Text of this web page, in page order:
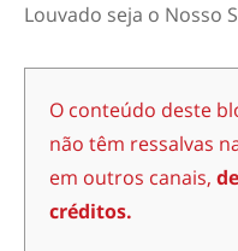
Louvado seja o Nosso
O conteúdo deste
não têm ressalvas
em outros canais,
créditos.